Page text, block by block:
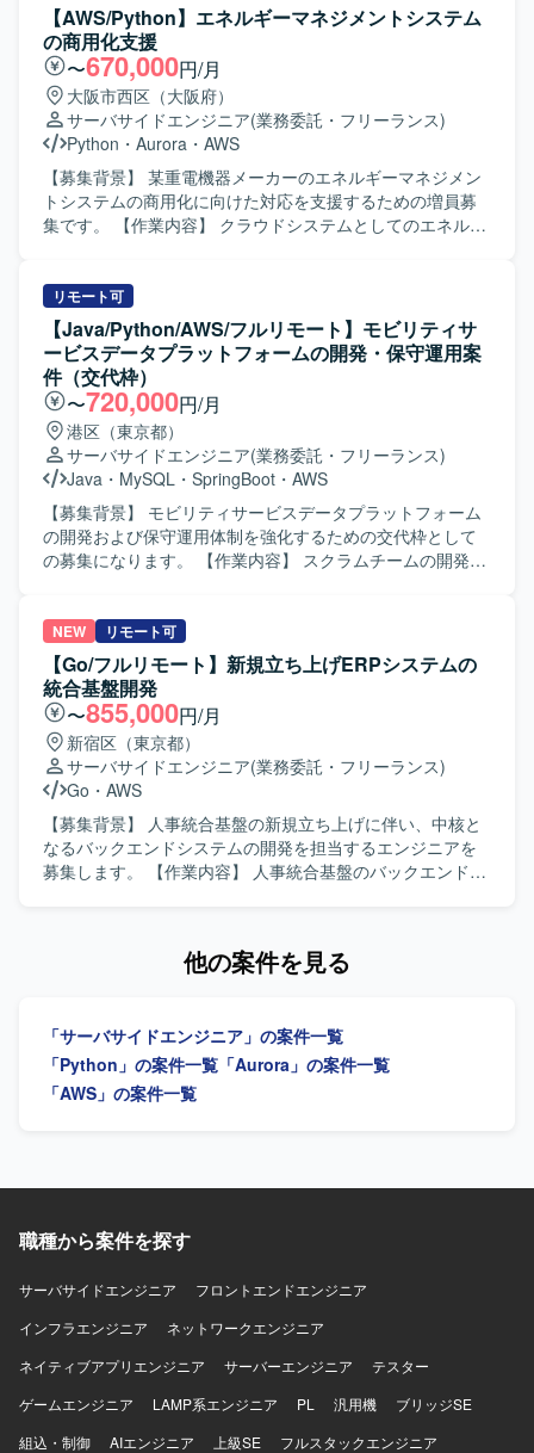
析、開発ベンダーからの作業移行対応、サーバー処理の維
持保守、顧客からの問合せ対応や調整・QA対応、夜間障害
対応、月2回程度のリリース作業、早朝・夜間の立会い対応
などを行っていただきます。 【求める人物像】 開発ベンダ
ーからシステムに関するノウハウを主体的に吸収し、障害
対応や原因解析に粘り強く取り組んでいただける方を求め
ております。顧客や関係者との調整が発生するため、関係
者と円滑にコミュニケーションが取れる方にマッチいたし
ます。 【ポジションの魅力】 AWS上で稼働する複数システ
ムの保守運用を通じて、各種AWSサービスの実務経験を幅
が期待できるポジションです。 【開発環境】 AWS上で稼働
するシステム環境で、CloudWatch、ECS、Lambda、
SQS、AuroraSQL、S3、SNSなどのサービスを利用してお
ります。
【AWS/Python】エネルギーマネジメントシステム
の商用化支援
〜670,000円/月
大阪市西区（大阪府）
サーバサイドエンジニア(業務委託・フリーランス)
Python ・ Aurora ・ AWS
【募集背景】 某重電機器メーカーのエネルギーマネジメン
トシステムの商用化に向けた対応を支援するための増員募
集です。 【作業内容】 クラウドシステムとしてのエネルギ
査や要件の洗い出し、対応方針の策定などの上流工程を中
心にご対応いただきます。上流工程を担当しているプロパ
ーを中心とした体制に参画し、開発要員としてシステム商
用化に向けた各種対応を行います。 【求める人物像】 関係
者と円滑にコミュニケーションを取りながら、基本設計以
降の工程を主体的に進めていただける方を求めています。
テスト観点をしっかり持ち、説明や実施を自律的に行える
方を歓迎いたします。 【ポジションの魅力】 AWSを活用し
たクラウドベースのエネルギーマネジメントシステムに上
流工程から関わることができ、アーキテクチャ設計から開
発、テストまで一貫して携わることができます。電力や
IoT、産業機器連携などのドメイン知識や、Infrastructure as
想定しており、Python（Lambda）やAPI Gateway、
RDS/Aurora、CloudFormationやCDKなどのIaCツールを利
用する構成です。
リモート可
【Java/Python/AWS/フルリモート】モビリティサ
ービスデータプラットフォームの開発・保守運用案
件（交代枠）
〜720,000円/月
港区（東京都）
サーバサイドエンジニア(業務委託・フリーランス)
Java ・ MySQL ・ SpringBoot ・ AWS
【募集背景】 モビリティサービスデータプラットフォーム
の開発および保守運用体制を強化するための交代枠として
の募集になります。 【作業内容】 スクラムチームの開発担
JavaやPythonを用いたAPI開発を中心に、設計から試験まで
一貫して対応していただきます。 【求める人物像】 スクラ
ム開発に慣れており、自ら課題を発見しプロダクト改善を
主体的に進めていただける方を求めています。関係者と円
滑にコミュニケーションを取りながら、品質とスピードの
両立を意識して取り組んでいただける方が望ましいです。
【ポジションの魅力】 モビリティ領域のデータプラットフ
ォーム開発に携わることで、最新のAWSサービスやAI開発
支援ツールを活用しながら、設計から試験まで幅広い工程
を経験していただけます。スクラム体制の中で、顧客や他
社と連携しながらプロダクトの価値向上に直接貢献できる
MySQLを利用し、スクラム開発プロセスの中でGitHubを用
NEW リモート可
【Go/フルリモート】新規立ち上げERPシステムの
統合基盤開発
〜855,000円/月
新宿区（東京都）
サーバサイドエンジニア(業務委託・フリーランス)
Go ・ AWS
【募集背景】 人事統合基盤の新規立ち上げに伴い、中核と
なるバックエンドシステムの開発を担当するエンジニアを
募集します。 【作業内容】 人事統合基盤のバックエンドシ
や、マイクロサービス間連携を含む信頼性の高いAPI基盤を
ションの魅力】 新規立ち上げの人事統合基盤において、中
核となるバックエンドシステムの開発に携われます。 【開
発環境】 AWSを活用したインフラ環境です。
他の案件を見る
「サーバサイドエンジニア」の案件一覧
「Python」の案件一覧 「Aurora」の案件一覧
「AWS」の案件一覧
職種から案件を探す
サーバサイドエンジニア
フロントエンドエンジニア
インフラエンジニア
ネットワークエンジニア
ネイティブアプリエンジニア
サーバーエンジニア
テスター
ゲームエンジニア
LAMP系エンジニア PL 汎用機
ブリッジSE
組込・制御
AIエンジニア 上級SE
フルスタックエンジニア